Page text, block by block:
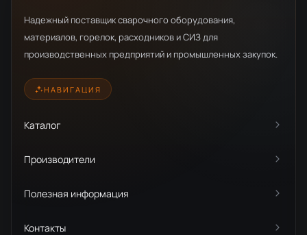
Надежный поставщик сварочного оборудования,
материалов, горелок, расходников и СИЗ для
производственных предприятий и промышленных закупок.
НАВИГАЦИЯ
Каталог
Производители
Полезная информация
Контакты